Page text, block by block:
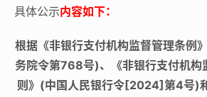
具体公示内容如下：
根据《非银行支付机构监督管理条例
务院令第768号)、《非银行支付机构
则》(中国人民银行令[2024]第4号)